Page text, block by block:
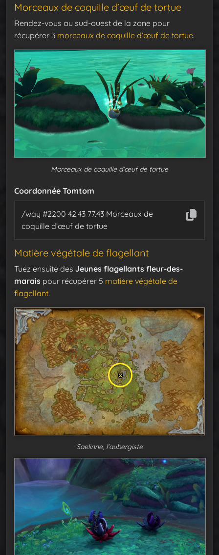
Morceaux de coquille d’œuf de tortue
Rendez-vous au sud-ouest de la zone pour
récupérer 3 morceaux de coquille d’œuf de tortue.
Morceaux de coquille d’œuf de tortue
Coordonnée Tomtom
/way #2200 42.43 77.43 Morceaux de
coquille d’œuf de tortue
Matière végétale de flagellant
Tuez ensuite des Jeunes flagellants fleur-des-
marais pour récupérer 5 matière végétale de
flagellant.
Saelinne, l'aubergiste